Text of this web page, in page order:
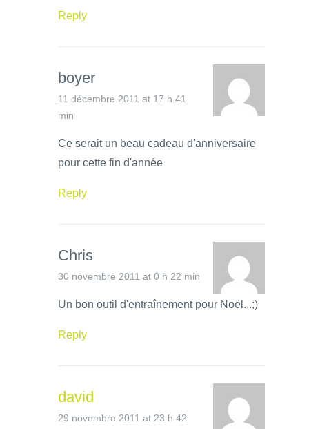
Reply
boyer
11 décembre 2011 at 17 h 41
min
Ce serait un beau cadeau d'anniversaire
pour cette fin d'année
Reply
Chris
30 novembre 2011 at 0 h 22 min
Un bon outil d'entraînement pour Noël...;)
Reply
david
29 novembre 2011 at 23 h 42